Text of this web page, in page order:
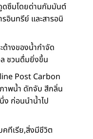
ซึมโดยด่านกัมมันต์
อินทรีย์ และสารอนิ
างของน้ำกำจัด
ชวนดื่มยิ่งขึ้น
Post Carbon
าพน้ำ ดักจับ สีกลิ่น
ก่อนนำน้ำไป
คทีเรีย,สิ่งมีชีวิต